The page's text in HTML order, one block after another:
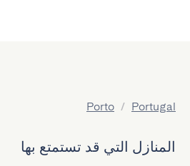
Portugal
/
Porto
المنازل التي قد تستمتع بها